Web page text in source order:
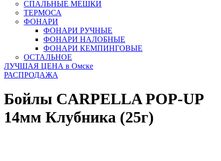
СПАЛЬНЫЕ МЕШКИ
ТЕРМОСА
ФОНАРИ
ФОНАРИ РУЧНЫЕ
ФОНАРИ НАЛОБНЫЕ
ФОНАРИ КЕМПИНГОВЫЕ
ОСТАЛЬНОЕ
ЛУЧШАЯ ЦЕНА в Омске
РАСПРОДАЖА
Бойлы CARPELLA POP-UP
14мм Клубника (25г)